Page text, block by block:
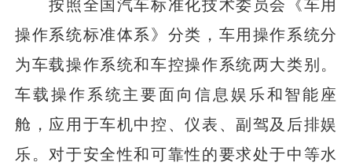
按照全国汽车标准化技术委员会《车用
操作系统标准体系》分类，车用操作系统分
为车载操作系统和车控操作系统两大类别。
车载操作系统主要面向信息娱乐和智能座
舱，应用于车机中控、仪表、副驾及后排娱
乐。对于安全性和可靠性的要求处于中等水